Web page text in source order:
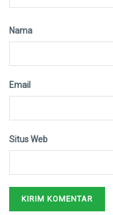
Nama
Email
Situs Web